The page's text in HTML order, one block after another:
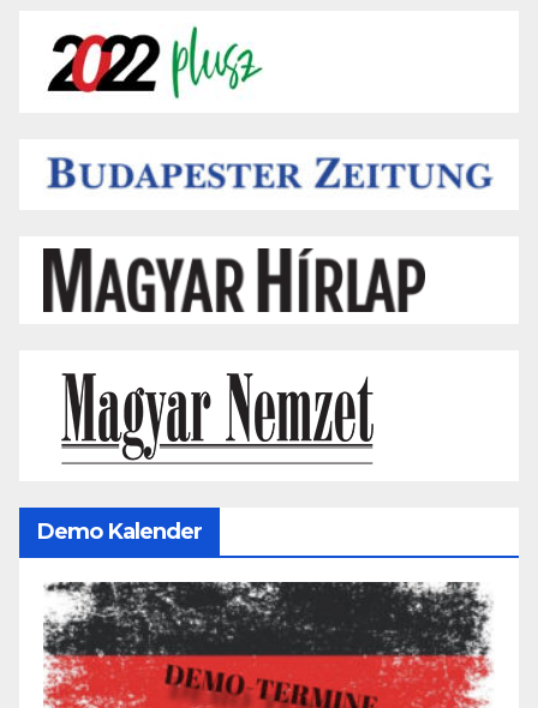
Demo Kalender